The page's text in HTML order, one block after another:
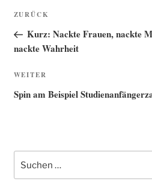
Beitragsnavigation
Vorheriger
Beitrag
ZURÜCK
Kurz: Nackte Frauen, nackte
nackte Wahrheit
Nächster
Beitrag
WEITER
Spin am Beispiel
nach: